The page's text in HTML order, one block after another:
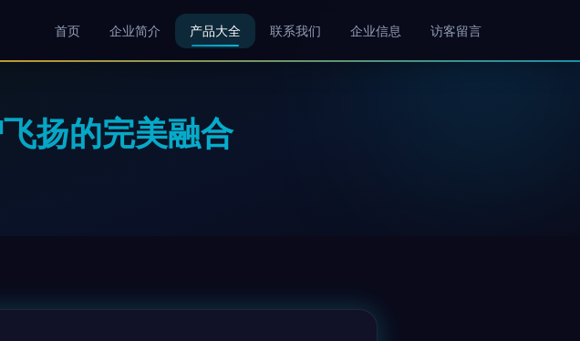
首页 企业简介 产品大全 联系我们 企业信息 访客留言
扬的完美融合